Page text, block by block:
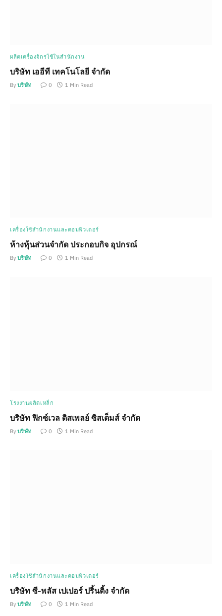
ผลิตเครื่องจักรใช้ในสำนักงาน
บริษัท เออีที เทคโนโลยี จำกัด
By บริษัท 0 1 Min Read
เครื่องใช้สำนักงานและคอมพิวเตอร์
ห้างหุ้นส่วนจำกัด ประกอบกิจ อุปกรณ์
By บริษัท 0 1 Min Read
โรงงานผลิตเหล็ก
บริษัท ฟิกซ์เวล ดิสเพลย์ ซิสเต็มส์ จำกัด
By บริษัท 0 1 Min Read
เครื่องใช้สำนักงานและคอมพิวเตอร์
บริษัท ซี-พลัส เปเปอร์ ปริ้นติ้ง จำกัด
By บริษัท 0 1 Min Read